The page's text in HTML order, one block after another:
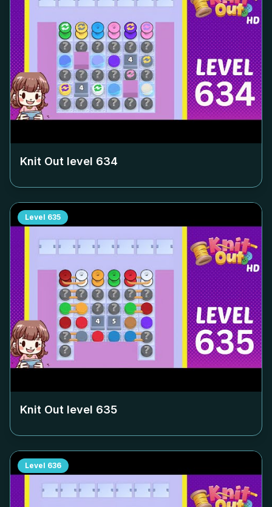
Knit Out level 634
Level 635
Knit Out level 635
Level 636